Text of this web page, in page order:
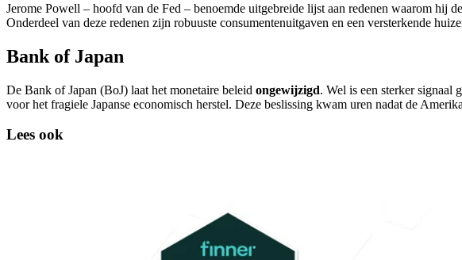
Jerome Powell – hoofd van de Fed – benoemde uitgebreide lijst aan redenen waarom hij
Onderdeel van deze redenen zijn robuuste consumentenuitgaven en een versterkende
Bank of Japan
De Bank of Japan (BoJ) laat het monetaire beleid ongewijzigd. Wel is een sterker signaal
voor het fragiele Japanse economisch herstel. Deze beslissing kwam uren nadat de
Lees ook